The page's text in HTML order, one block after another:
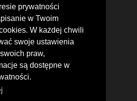
prywatności
w Twoim
W każdej chwili
swoje ustawienia
praw,
są dostępne w